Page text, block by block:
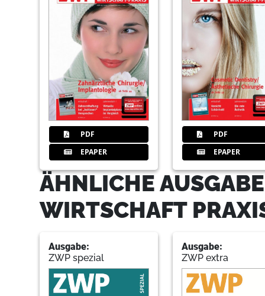
PDF
EPAPER
PDF
EPAPER
ÄHNLICHE
WIRTSCHAFT
Ausgabe:
ZWP spezial
Ausgabe:
ZWP extra